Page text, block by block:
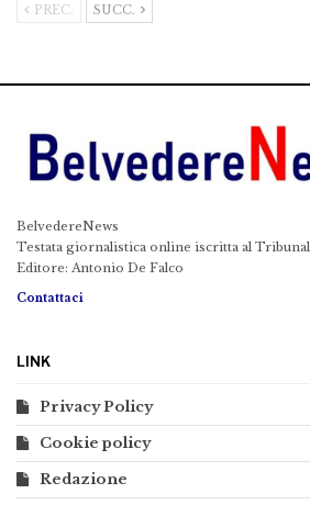
PREC. SUCC.
BelvedereNews
Testata giornalistica online iscritta al
Editore: Antonio De Falco
Contattaci
LINK
Privacy Policy
Cookie policy
Redazione